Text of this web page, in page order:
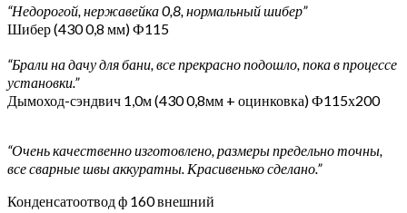
“Недорогой, нержавейка 0,8, нормальный шибер”
Шибер (430 0,8 мм) Ф115
“Брали на дачу для бани, все прекрасно подошло, пока в процессе
установки.”
Дымоход-сэндвич 1,0м (430 0,8мм + оцинковка) Ф115х200
“Очень качественно изготовлено, размеры предельно точны,
все сварные швы аккуратны. Красивенько сделано.”
Конденсатоотвод ф 160 внешний